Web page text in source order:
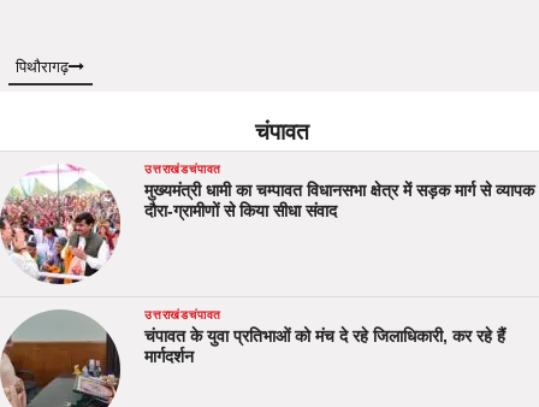
पिथौरागढ़
चंपावत
उत्तराखंडचंपावत
मुख्यमंत्री धामी का चम्पावत विधानसभा क्षेत्र में सड़क मार्ग से व्यापक
दौरा-ग्रामीणों से किया सीधा संवाद
उत्तराखंडचंपावत
चंपावत के युवा प्रतिभाओं को मंच दे रहे जिलाधिकारी, कर रहे हैं
मार्गदर्शन